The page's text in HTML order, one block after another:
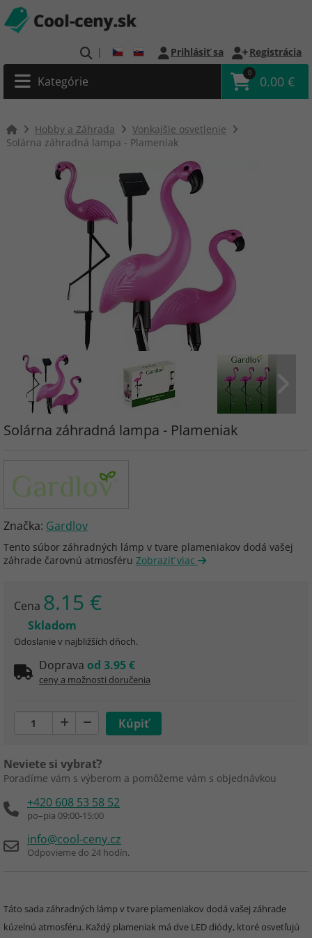
| Prihlásiť sa Registrácia
Kategórie
0
0.00 €
Hobby a Záhrada
Vonkajšie osvetlenie
Solárna záhradná lampa - Plameniak
Solárna záhradná lampa - Plameniak
Značka: Gardlov
Tento súbor záhradných lámp v tvare plameniakov dodá vašej
záhrade čarovnú atmosféru Zobraziť viac
Cena 8.15 €
Skladom
Odoslanie v najbližších dňoch.
Doprava od 3.95 €
ceny a možnosti doručenia
Neviete si vybrať?
Poradíme vám s výberom a pomôžeme vám s objednávkou
+420 608 53 58 52
po–pia 09:00-15:00
info@cool-ceny.cz
Odpovieme do 24 hodín.
Táto sada záhradných lámp v tvare plameniakov dodá vašej záhrade
kúzelnú atmosféru. Každý plameniak má dve LED diódy, ktoré osvetľujú